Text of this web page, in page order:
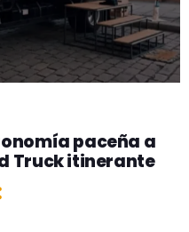
paceña a
Truck itinerante